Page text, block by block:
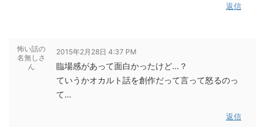
返信
怖い話の
名無しさ
ん
2015年2月28日 4:37 PM
臨場感があって面白かったけど…？
ていうかオカルト話を創作だって言って怒るのっ
て…
返信